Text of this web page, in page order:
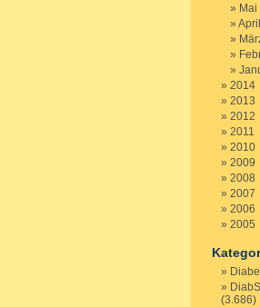
2014
2013
2012
2011
2010
2009
2008
2007
2006
2005
(3.686)